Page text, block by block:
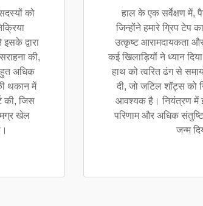
को
द्वारा
की,
अधिक
थकान में
की, जिस
खेल
हाल के एक सर्वेक्षण में,
जिन्होंने हमारे ग्रिप टेप
उत्कृष्ट आरामदायकता
कई खिलाड़ियों ने ध्यान
हाथ को त्वरित ढंग से
दी, जो जटिल शॉट्स को
आवश्यक है। नियंत्रण में
परिणाम और अधिक
जन्म